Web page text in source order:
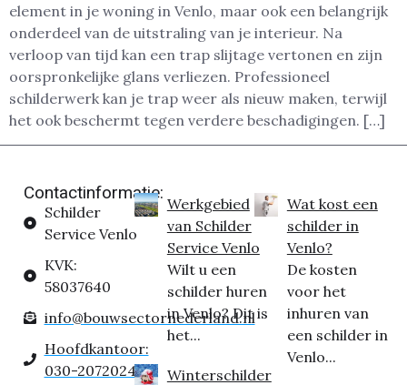
element in je woning in Venlo, maar ook een belangrijk
onderdeel van de uitstraling van je interieur. Na
verloop van tijd kan een trap slijtage vertonen en zijn
oorspronkelijke glans verliezen. Professioneel
schilderwerk kan je trap weer als nieuw maken, terwijl
het ook beschermt tegen verdere beschadigingen. […]
Contactinformatie:
Schilder
Service Venlo
KVK:
58037640
info@bouwsectornederland.nl
Hoofdkantoor:
030-2072024
Werkgebied
van Schilder
Service Venlo
Wilt u een
schilder huren
in Venlo? Dit is
het...
Winterschilder
Wat kost een
schilder in
Venlo?
De kosten
voor het
inhuren van
een schilder in
Venlo...